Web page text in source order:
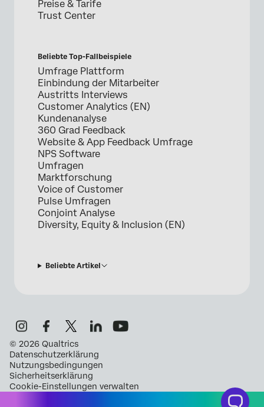
Preise & Tarife
Trust Center
Beliebte Top-Fallbeispiele
Umfrage Plattform
Einbindung der Mitarbeiter
Austritts Interviews
Customer Analytics (EN)
Kundenanalyse
360 Grad Feedback
Website & App Feedback Umfrage
NPS Software
Umfragen
Marktforschung
Voice of Customer
Pulse Umfragen
Conjoint Analyse
Diversity, Equity & Inclusion (EN)
Beliebte Artikel
© 2026 Qualtrics
Datenschutzerklärung
Nutzungsbedingungen
Sicherheitserklärung
Cookie-Einstellungen verwalten